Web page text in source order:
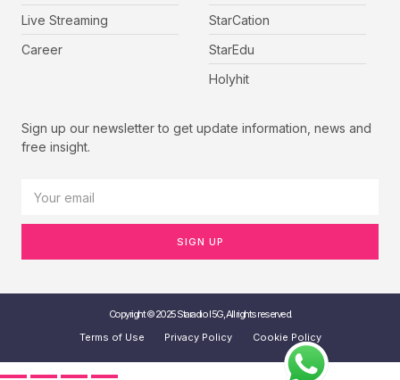
Live Streaming
Career
StarCation
StarEdu
Holyhit
Sign up our newsletter to get update information, news and
free insight.
SIGN UP
Copyright © 2025 Staradio I 5G, All rights reserved.
Terms of Use
Privacy Policy Cookie Policy